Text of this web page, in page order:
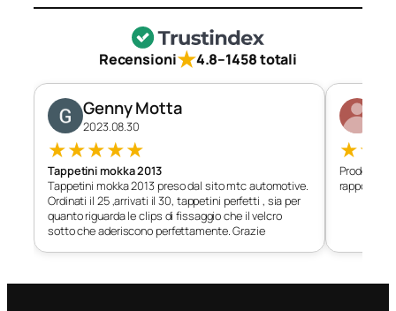
Recensioni★4.8–1458 totali
Genny Motta
2023.08.30
★★★★★
Tappetini mokka 2013
Tappetini mokka 2013 preso dal sito mtc automotive.
Ordinati il 25 ,arrivati il 30, tappetini perfetti , sia per
quanto riguarda le clips di fissaggio che il velcro
sotto che aderiscono perfettamente. Grazie
★★
Prodotto
rapporto